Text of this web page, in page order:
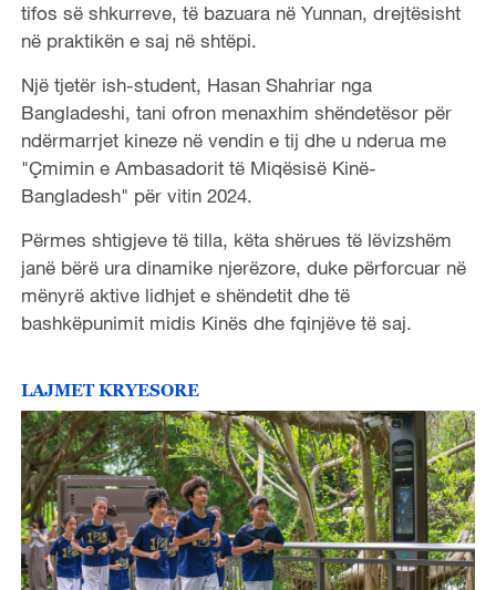
tifos së shkurreve, të bazuara në Yunnan, drejtësisht
në praktikën e saj në shtëpi.
Një tjetër ish-student, Hasan Shahriar nga
Bangladeshi, tani ofron menaxhim shëndetësor për
ndërmarrjet kineze në vendin e tij dhe u nderua me
"Çmimin e Ambasadorit të Miqësisë Kinë-
Bangladesh" për vitin 2024.
Përmes shtigjeve të tilla, këta shërues të lëvizshëm
janë bërë ura dinamike njerëzore, duke përforcuar në
mënyrë aktive lidhjet e shëndetit dhe të
bashkëpunimit midis Kinës dhe fqinjëve të saj.
LAJMET KRYESORE